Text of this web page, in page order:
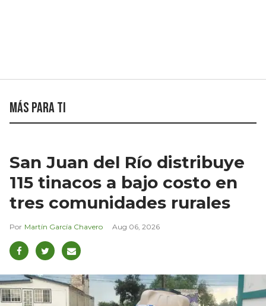
Más para ti
San Juan del Río distribuye
115 tinacos a bajo costo en
tres comunidades rurales
Martín García Chavero Aug 06, 2026